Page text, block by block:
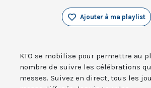
Ajouter à ma playlist
KTO se mobilise pour permettre au
nombre de suivre les célébrations
messes. Suivez en direct, tous les